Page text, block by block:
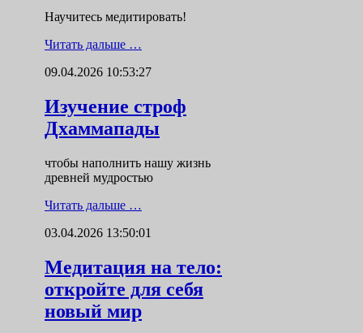
Научитесь медитировать!
Читать дальше …
09.04.2026 10:53:27
Изучение строф
Дхаммапады
чтобы наполнить нашу жизнь
древней мудростью
Читать дальше …
03.04.2026 13:50:01
Медитация на тело:
откройте для себя
новый мир